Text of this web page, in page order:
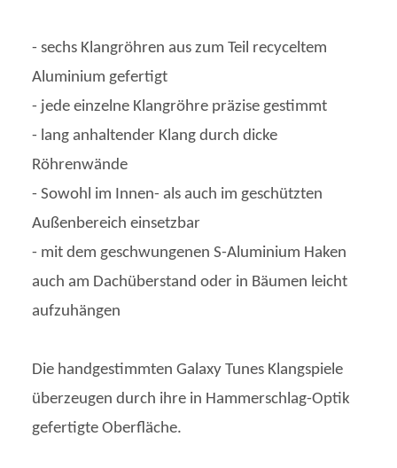
- sechs Klangröhren aus zum Teil recyceltem
Aluminium gefertigt
- jede einzelne Klangröhre präzise gestimmt
- lang anhaltender Klang durch dicke
Röhrenwände
- Sowohl im Innen- als auch im geschützten
Außenbereich einsetzbar
- mit dem geschwungenen S-Aluminium Haken
auch am Dachüberstand oder in Bäumen leicht
aufzuhängen
Die handgestimmten Galaxy Tunes Klangspiele
überzeugen durch ihre in Hammerschlag-Optik
gefertigte Oberfläche.